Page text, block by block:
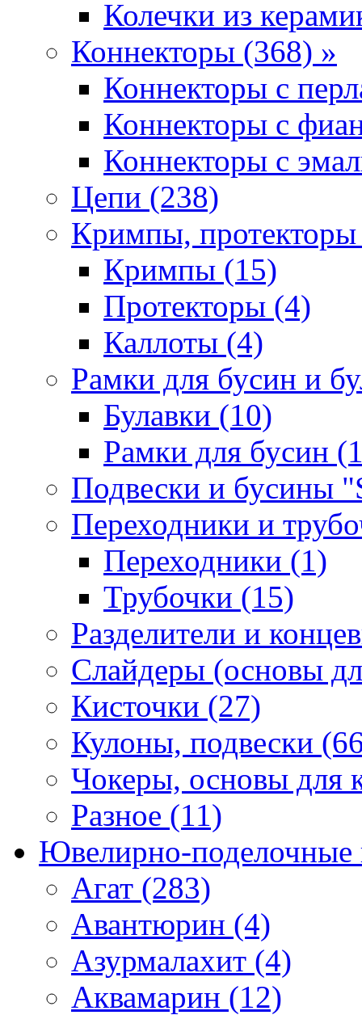
Колечки из
Коннекторы (368) »
Коннекторы с
Коннекторы с
Коннекторы с
Цепи (238)
Кримпы,
Кримпы (15)
Протекторы (4)
Каллоты (4)
Рамки для бусин и
Булавки (10)
Рамки для бусин
Подвески и бусины
Переходники и
Переходники (1)
Трубочки (15)
Разделители и
Слайдеры (основы
Кисточки (27)
Кулоны, подвески
Чокеры, основы для
Разное (11)
Ювелирно-поделочные
Агат (283)
Авантюрин (4)
Азурмалахит (4)
Аквамарин (12)